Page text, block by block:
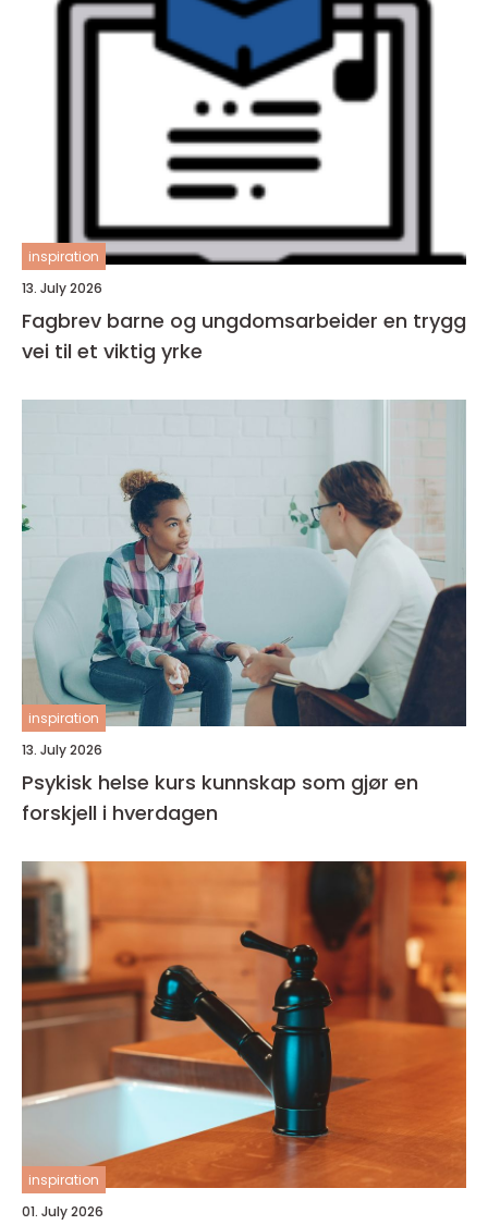
inspiration
13. July 2026
Fagbrev barne og ungdomsarbeider en trygg
vei til et viktig yrke
inspiration
13. July 2026
Psykisk helse kurs kunnskap som gjør en
forskjell i hverdagen
inspiration
01. July 2026